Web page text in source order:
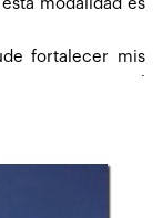
modalidad es
fortalecer mis
en el